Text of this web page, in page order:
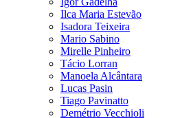
Ilca Maria Estevão
Isadora Teixeira
Mario Sabino
Mirelle Pinheiro
Tácio Lorran
Manoela Alcântara
Lucas Pasin
Tiago Pavinatto
Demétrio Vecchioli